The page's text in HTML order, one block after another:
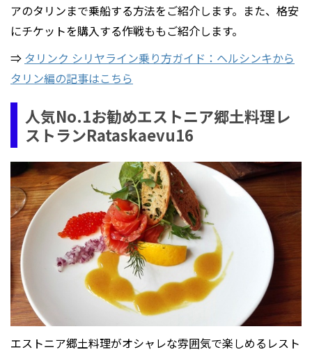
アのタリンまで乗船する方法をご紹介します。また、格安
にチケットを購入する作戦ももご紹介します。
⇒ タリンク シリヤライン乗り方ガイド：ヘルシンキから
タリン編の記事はこちら
人気No.1お勧めエストニア郷土料理レ
ストランRataskaevu16
エストニア郷土料理がオシャレな雰囲気で楽しめるレスト